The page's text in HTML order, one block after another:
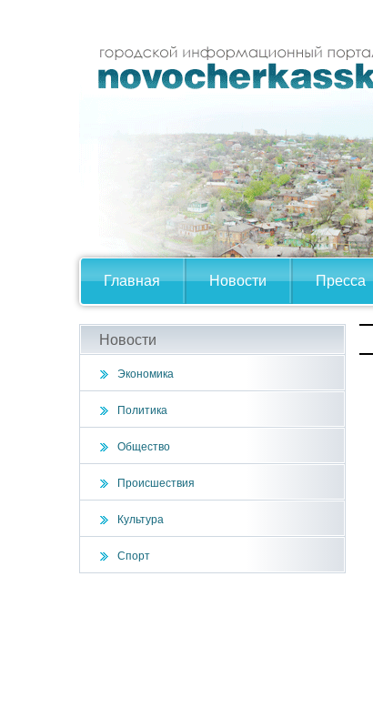
Главная Новости Пресса
Новости
Экономика
Политика
Общество
Происшествия
Культура
Спорт